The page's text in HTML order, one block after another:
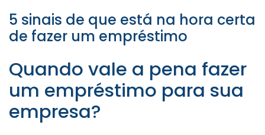
5 sinais de que está na hora certa
de fazer um empréstimo
Quando vale a pena fazer
um empréstimo para sua
empresa?